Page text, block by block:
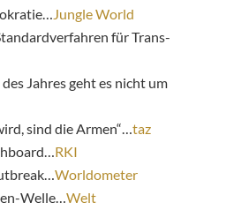
Jungle World
für Trans-
Jahres geht es nicht um
sind die Armen“… taz
RKI
Worldometer
Welle… Welt